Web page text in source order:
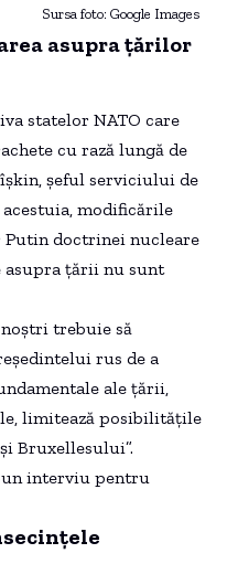
Sursa foto: Google Images
asupra țărilor
statelor NATO care
cu rază lungă de
șeful serviciului de
modificările
Putin doctrinei nucleare
asupra țării nu sunt
trebuie să
rus de a
ale țării,
limitează posibilitățile
Bruxellesului”.
interviu pentru